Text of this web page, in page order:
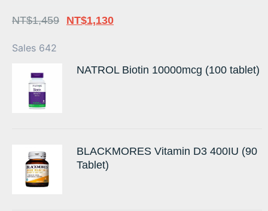
NT$1,459 NT$1,130
Sales 642
NATROL Biotin 10000mcg (100 tablet)
BLACKMORES Vitamin D3 400IU (90
Tablet)